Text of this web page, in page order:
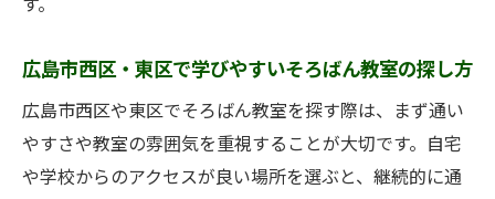
す。
広島市西区・東区で学びやすいそろばん教室の探し方
広島市西区や東区でそろばん教室を探す際は、まず通い
やすさや教室の雰囲気を重視することが大切です。自宅
や学校からのアクセスが良い場所を選ぶと、継続的に通